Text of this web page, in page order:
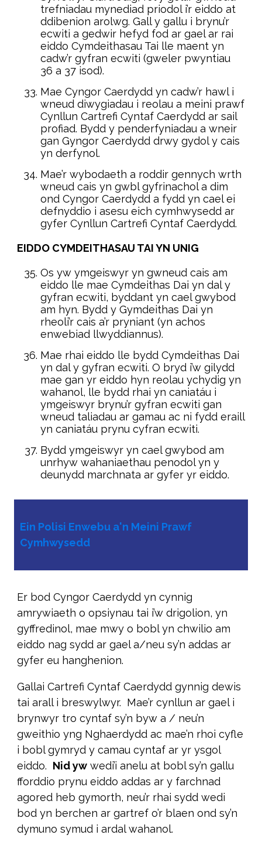
trefniadau mynediad priodol i’r eiddo at
ddibenion arolwg. Gall y gallu i brynu’r
ecwiti a gedwir hefyd fod ar gael ar rai
eiddo Cymdeithasau Tai lle maent yn
cadw’r gyfran ecwiti (gweler pwyntiau
36 a 37 isod).
Mae Cyngor Caerdydd yn cadw’r hawl i
wneud diwygiadau i reolau a meini prawf
Cynllun Cartrefi Cyntaf Caerdydd ar sail
profiad. Bydd y penderfyniadau a wneir
gan Gyngor Caerdydd drwy gydol y cais
yn derfynol.
Mae’r wybodaeth a roddir gennych wrth
wneud cais yn gwbl gyfrinachol a dim
ond Cyngor Caerdydd a fydd yn cael ei
defnyddio i asesu eich cymhwysedd ar
gyfer Cynllun Cartrefi Cyntaf Caerdydd.
EIDDO CYMDEITHASAU TAI YN UNIG
Os yw ymgeiswyr yn gwneud cais am
eiddo lle mae Cymdeithas Dai yn dal y
gyfran ecwiti, byddant yn cael gwybod
am hyn. Bydd y Gymdeithas Dai yn
rheoli’r cais a’r pryniant (yn achos
enwebiad llwyddiannus).
Mae rhai eiddo lle bydd Cymdeithas Dai
yn dal y gyfran ecwiti. O bryd i’w gilydd
mae gan yr eiddo hyn reolau ychydig yn
wahanol, lle bydd rhai yn caniatáu i
ymgeiswyr brynu’r gyfran ecwiti gan
wneud taliadau ar gamau ac ni fydd eraill
yn caniatáu prynu cyfran ecwiti.
Bydd ymgeiswyr yn cael gwybod am
unrhyw wahaniaethau penodol yn y
deunydd marchnata ar gyfer yr eiddo.
Ein Polisi Enwebu a'n Meini Prawf
Cymhwysedd
Er bod Cyngor Caerdydd yn cynnig
amrywiaeth o opsiynau tai i’w drigolion, yn
gyffredinol, mae mwy o bobl yn chwilio am
eiddo nag sydd ar gael a/neu sy’n addas ar
gyfer eu hanghenion.
Gallai Cartrefi Cyntaf Caerdydd gynnig dewis
tai arall i breswylwyr. Mae’r cynllun ar gael i
brynwyr tro cyntaf sy’n byw a / neu’n
gweithio yng Nghaerdydd ac mae’n rhoi cyfle
i bobl gymryd y camau cyntaf ar yr ysgol
eiddo. Nid yw wedi’i anelu at bobl sy’n gallu
fforddio prynu eiddo addas ar y farchnad
agored heb gymorth, neu’r rhai sydd wedi
bod yn berchen ar gartref o’r blaen ond sy’n
dymuno symud i ardal wahanol.